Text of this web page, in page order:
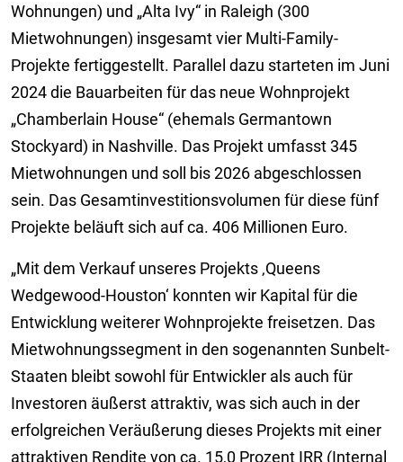
Wohnungen) und „Alta Ivy“ in Raleigh (300
Mietwohnungen) insgesamt vier Multi-Family-
Projekte fertiggestellt. Parallel dazu starteten im Juni
2024 die Bauarbeiten für das neue Wohnprojekt
„Chamberlain House“ (ehemals Germantown
Stockyard) in Nashville. Das Projekt umfasst 345
Mietwohnungen und soll bis 2026 abgeschlossen
sein. Das Gesamtinvestitionsvolumen für diese fünf
Projekte beläuft sich auf ca. 406 Millionen Euro.
„Mit dem Verkauf unseres Projekts ‚Queens
Wedgewood-Houston‘ konnten wir Kapital für die
Entwicklung weiterer Wohnprojekte freisetzen. Das
Mietwohnungssegment in den sogenannten Sunbelt-
Staaten bleibt sowohl für Entwickler als auch für
Investoren äußerst attraktiv, was sich auch in der
erfolgreichen Veräußerung dieses Projekts mit einer
attraktiven Rendite von ca. 15,0 Prozent IRR (Internal